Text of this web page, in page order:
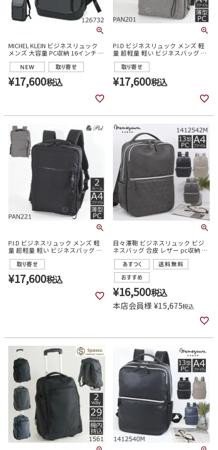
MICHEL KLEIN ビジネスリュック
メンズ 大容量 PC収納 16インチ 通
勤 出張 ナイロン 2ルーム USBポー
ト付き 126732
¥17,600税込
P.I.D ビジネスリュック メンズ 軽
量 超軽量 軽い ビジネスバッグ リ
ュック おしゃれ ブランド おすす
め 人気 50代 40代 pcリュック ピ
ーアイディー pan201
¥17,600税込
P.I.D ビジネスリュック メンズ 軽
量 超軽量 軽い ビジネスバッグ リ
ュック おしゃれ ブランド おすす
め 人気 50代 40代 pcリュック ピ
ーアイディー pan221
¥17,600税込
目々澤鞄 ビジネスリュック ビジ
ネスバッグ 合皮 レザー pc収納 メ
ンズ ブランド おしゃれ おすすめ
通勤 営業 出張
¥16,500税込
本店会員様¥15,675税込